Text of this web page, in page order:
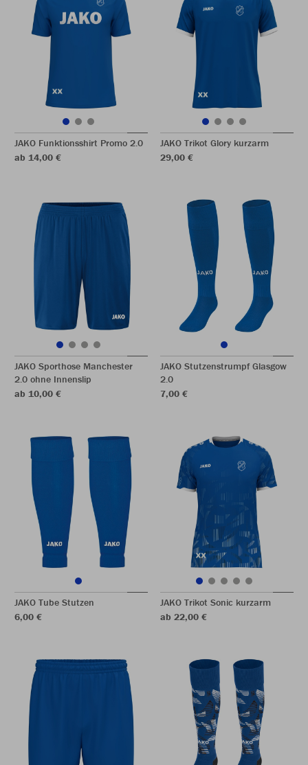
JAKO Funktionsshirt Promo 2.0
ab 14,00 €
JAKO Trikot Glory kurzarm
29,00 €
JAKO Sporthose Manchester
2.0 ohne Innenslip
ab 10,00 €
JAKO Stutzenstrumpf Glasgow
2.0
7,00 €
JAKO Tube Stutzen
6,00 €
JAKO Trikot Sonic kurzarm
ab 22,00 €